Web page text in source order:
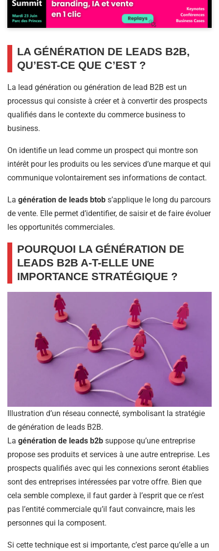
LA GÉNÉRATION DE LEADS B2B,
QU’EST-CE QUE C’EST ?
La lead génération ou génération de lead B2B est un
processus qui consiste à créer et à convertir des prospects
qualifiés dans le contexte du commerce business to
business.
On identifie un lead comme un prospect qui montre son
intérêt pour les produits ou les services d’une marque et qui
communique volontairement ses informations de contact.
La génération de leads btob s’applique le long du parcours
de vente. Elle permet d’identifier, de saisir et de faire évoluer
les opportunités commerciales.
POURQUOI LA GÉNÉRATION DE
LEADS B2B A-T-ELLE UNE
IMPORTANCE STRATÉGIQUE ?
Illustration d’un réseau connecté, symbolisant la stratégie
de génération de leads B2B.
La génération de leads b2b suppose qu’une entreprise
propose ses produits et services à une autre entreprise. Les
prospects qualifiés avec qui les connexions seront établies
sont des entreprises intéressées par votre offre. Bien que
cela semble complexe, il faut garder à l’esprit que ce n’est
pas l’entité commerciale qu’il faut convaincre, mais les
personnes qui la composent.
Si cette technique est si importante, c’est parce qu’elle a un